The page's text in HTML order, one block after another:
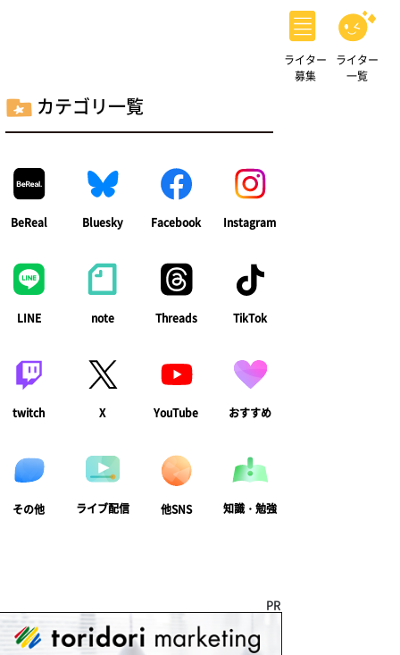
ライター
募集
ライター
一覧
カテゴリ一覧
BeReal Bluesky Facebook Instagram
LINE note Threads TikTok
twitch X YouTube おすすめ
その他 ライブ配信 他SNS 知識・勉強
PR